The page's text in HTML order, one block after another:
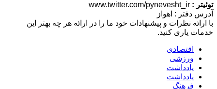
توئیتر :
آدرس دفتر : اهواز
با ارائه نظرات و پیشنهادات خود ما را در ارائه هر چه بهتر این
خدمات یاری کنید.
اقتصادی
ورزشی
یادداشت
یادداشت
فرهنگ